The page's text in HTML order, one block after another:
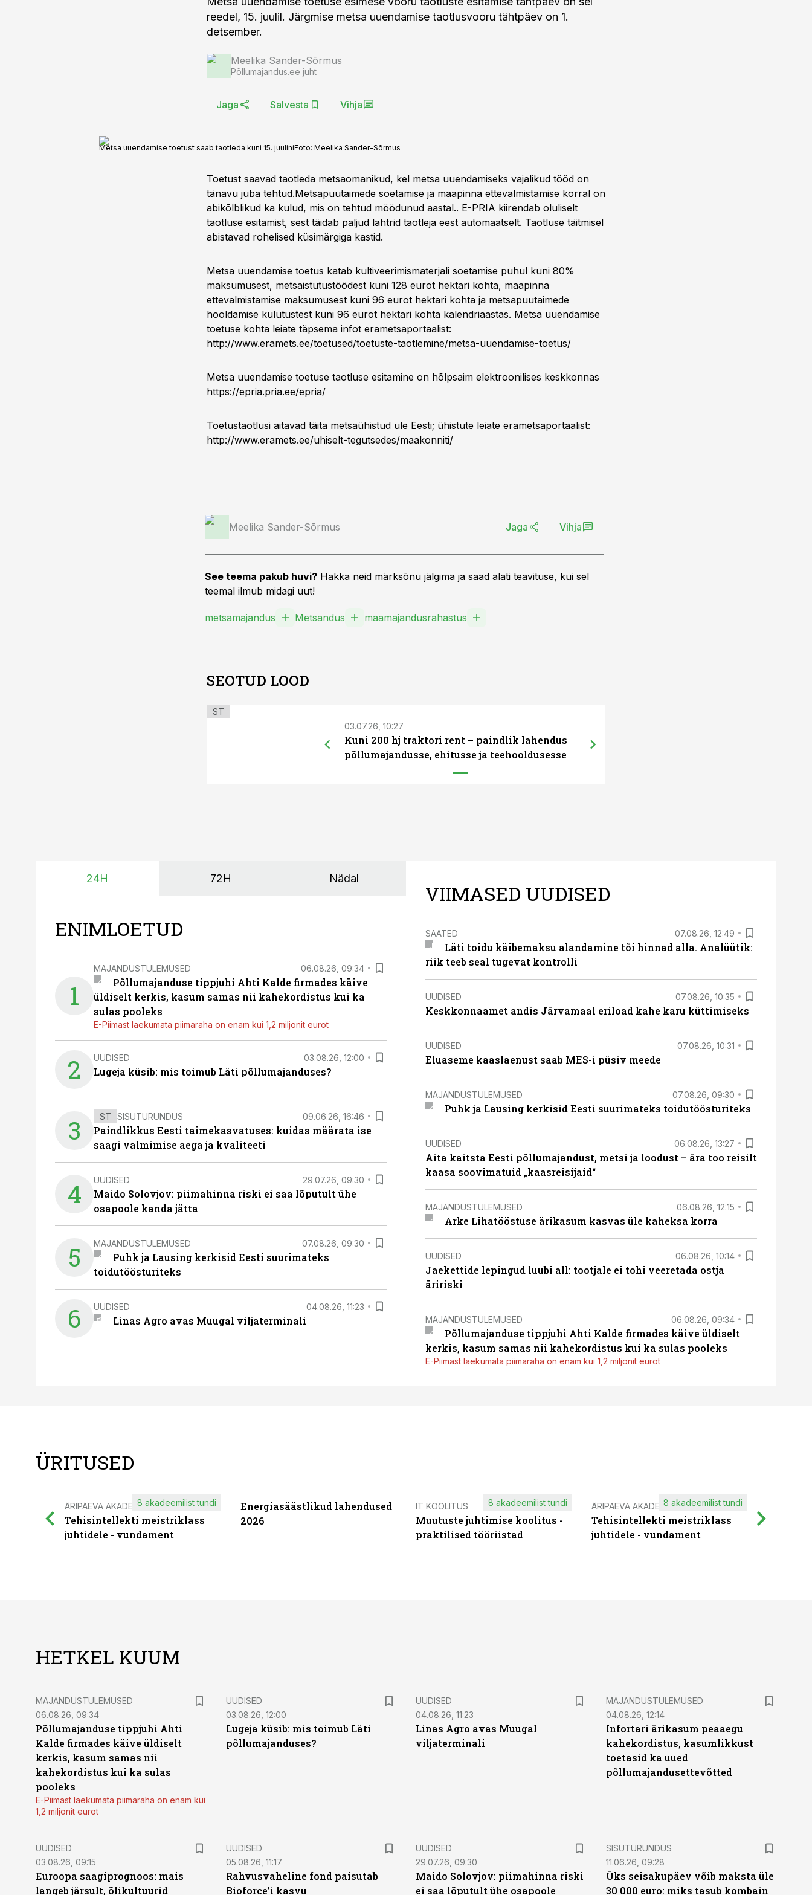
reedel, 15. juulil. Järgmise metsa uuendamise taotlusvooru tähtpäev on 1.
detsember.
Meelika Sander-Sõrmus
Põllumajandus.ee juht
Jaga Salvesta Vihja
Metsa uuendamise toetust saab taotleda kuni 15. juuliniFoto: Meelika Sander-Sõrmus
Toetust saavad taotleda metsaomanikud, kel metsa uuendamiseks vajalikud tööd on
tänavu juba tehtud.Metsapuutaimede soetamise ja maapinna ettevalmistamise korral on
abikõlblikud ka kulud, mis on tehtud möödunud aastal.. E-PRIA kiirendab oluliselt
taotluse esitamist, sest täidab paljud lahtrid taotleja eest automaatselt. Taotluse täitmisel
abistavad rohelised küsimärgiga kastid.
Metsa uuendamise toetus katab kultiveerimismaterjali soetamise puhul kuni 80%
maksumusest, metsaistutustöödest kuni 128 eurot hektari kohta, maapinna
ettevalmistamise maksumusest kuni 96 eurot hektari kohta ja metsapuutaimede
hooldamise kulutustest kuni 96 eurot hektari kohta kalendriaastas. Metsa uuendamise
toetuse kohta leiate täpsema infot erametsaportaalist:
http://www.eramets.ee/toetused/toetuste-taotlemine/metsa-uuendamise-toetus/
Metsa uuendamise toetuse taotluse esitamine on hõlpsaim elektroonilises keskkonnas
https://epria.pria.ee/epria/
Toetustaotlusi aitavad täita metsaühistud üle Eesti; ühistute leiate erametsaportaalist:
http://www.eramets.ee/uhiselt-tegutsedes/maakonniti/
Meelika Sander-Sõrmus Jaga Vihja
See teema pakub huvi? Hakka neid märksõnu jälgima ja saad alati teavituse, kui sel
teemal ilmub midagi uut!
metsamajandus Metsandus maamajandusrahastus
SEOTUD LOOD
ST
03.07.26, 10:27
Kuni 200 hj traktori rent – paindlik lahendus
põllumajandusse, ehitusse ja teehooldusesse
24H 72H Nädal
ENIMLOETUD
1
MAJANDUSTULEMUSED 06.08.26, 09:34
Põllumajanduse tippjuhi Ahti Kalde firmades käive
üldiselt kerkis, kasum samas nii kahekordistus kui ka
sulas pooleks
E-Piimast laekumata piimaraha on enam kui 1,2 miljonit eurot
2 UUDISED 03.08.26, 12:00
Lugeja küsib: mis toimub Läti põllumajanduses?
3 ST SISUTURUNDUS 09.06.26, 16:46
Paindlikkus Eesti taimekasvatuses: kuidas määrata ise
saagi valmimise aega ja kvaliteeti
4 UUDISED 29.07.26, 09:30
Maido Solovjov: piimahinna riski ei saa lõputult ühe
osapoole kanda jätta
5 MAJANDUSTULEMUSED 07.08.26, 09:30
Puhk ja Lausing kerkisid Eesti suurimateks
toidutöösturiteks
6 UUDISED 04.08.26, 11:23
Linas Agro avas Muugal viljaterminali
VIIMASED UUDISED
SAATED 07.08.26, 12:49
Läti toidu käibemaksu alandamine tõi hinnad alla. Analüütik:
riik teeb seal tugevat kontrolli
UUDISED 07.08.26, 10:35
Keskkonnaamet andis Järvamaal eriload kahe karu küttimiseks
UUDISED 07.08.26, 10:31
Eluaseme kaaslaenust saab MES-i püsiv meede
MAJANDUSTULEMUSED 07.08.26, 09:30
Puhk ja Lausing kerkisid Eesti suurimateks toidutöösturiteks
UUDISED 06.08.26, 13:27
Aita kaitsta Eesti põllumajandust, metsi ja loodust – ära too reisilt
kaasa soovimatuid „kaasreisijaid“
MAJANDUSTULEMUSED 06.08.26, 12:15
Arke Lihatööstuse ärikasum kasvas üle kaheksa korra
UUDISED 06.08.26, 10:14
Jaekettide lepingud luubi all: tootjale ei tohi veeretada ostja
äririski
MAJANDUSTULEMUSED 06.08.26, 09:34
Põllumajanduse tippjuhi Ahti Kalde firmades käive üldiselt
kerkis, kasum samas nii kahekordistus kui ka sulas pooleks
E-Piimast laekumata piimaraha on enam kui 1,2 miljonit eurot
ÜRITUSED
ÄRIPÄEVA AKADEEMIA
Tehisintellekti meistriklass
juhtidele - vundament
8 akadeemilist tundi
Energiasäästlikud lahendused
2026
IT KOOLITUS
Muutuste juhtimise koolitus -
praktilised tööriistad
8 akadeemilist tundi ÄRIPÄEVA AKADEEMIA
Tehisintellekti meistriklass
juhtidele - vundament
8 akadeemilist tundi
HETKEL KUUM
MAJANDUSTULEMUSED
06.08.26, 09:34
Põllumajanduse tippjuhi Ahti
Kalde firmades käive üldiselt
kerkis, kasum samas nii
kahekordistus kui ka sulas
pooleks
E-Piimast laekumata piimaraha on enam kui
1,2 miljonit eurot
UUDISED
03.08.26, 12:00
Lugeja küsib: mis toimub Läti
põllumajanduses?
UUDISED
04.08.26, 11:23
Linas Agro avas Muugal
viljaterminali
MAJANDUSTULEMUSED
04.08.26, 12:14
Infortari ärikasum peaaegu
kahekordistus, kasumlikkust
toetasid ka uued
põllumajandusettevõtted
UUDISED
03.08.26, 09:15
Euroopa saagiprognoos: mais
langeb järsult, õlikultuurid
UUDISED
05.08.26, 11:17
Rahvusvaheline fond paisutab
Bioforce’i kasvu
UUDISED
29.07.26, 09:30
Maido Solovjov: piimahinna riski
ei saa lõputult ühe osapoole
ST
SISUTURUNDUS
11.06.26, 09:28
Üks seisakupäev võib maksta üle
30 000 euro: miks tasub kombain